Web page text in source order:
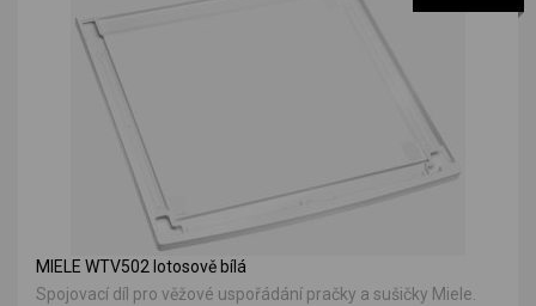
MIELE WTV502 lotosově bílá
Spojovací díl pro věžové uspořádání pračky a sušičky Miele.